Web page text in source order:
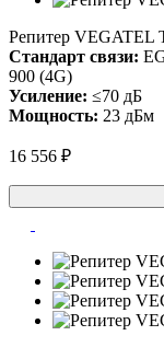
Репитер VEGATEL
Стандарт связи:
900 (4G)
Усиление: ≤70 дБ
Мощность: 23 дБм
16 556 ₽